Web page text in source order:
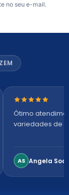
no seu e-mail.
Nota 5 de 5
Ótimo
variedades de
AS Angela